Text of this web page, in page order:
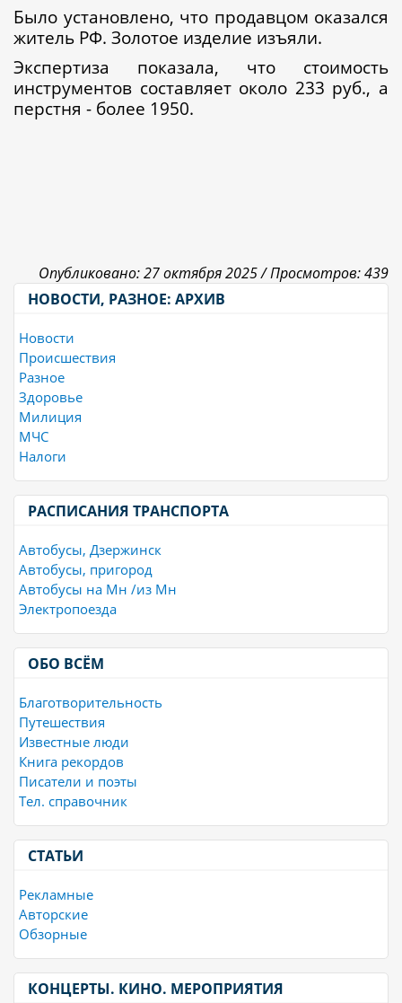
Было установлено, что продавцом оказался
житель РФ. Золотое изделие изъяли.
Экспертиза показала, что стоимость
инструментов составляет около 233 руб., а
перстня - более 1950.
Опубликовано: 27 октября 2025 /Просмотров: 439
НОВОСТИ, РАЗНОЕ: АРХИВ
Новости
Происшествия
Разное
Здоровье
Милиция
МЧС
Налоги
РАСПИСАНИЯ ТРАНСПОРТА
Автобусы, Дзержинск
Автобусы, пригород
Автобусы на Мн /из Мн
Электропоезда
ОБО ВСЁМ
Благотворительность
Путешествия
Известные люди
Книга рекордов
Писатели и поэты
Тел. справочник
СТАТЬИ
Рекламные
Авторские
Обзорные
КОНЦЕРТЫ. КИНО. МЕРОПРИЯТИЯ